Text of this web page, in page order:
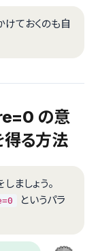
ておくのも自
の意
得る方法
ましょう。
というパラ